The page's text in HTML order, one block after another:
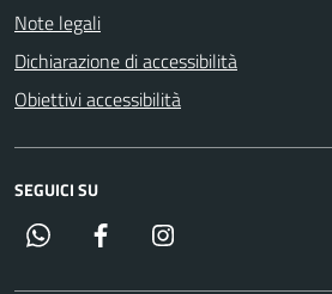
Note legali
Dichiarazione di accessibilità
Obiettivi accessibilità
SEGUICI SU
Whatsapp Facebook